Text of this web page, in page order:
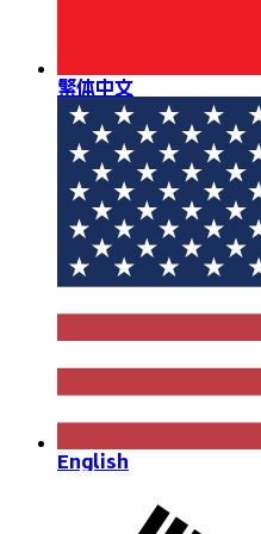
繁体中文
English